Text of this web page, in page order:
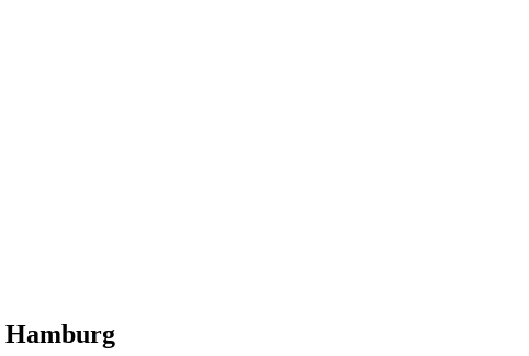
Hamburg